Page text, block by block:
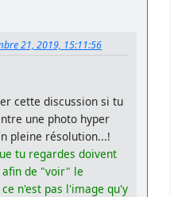
21, 2019, 15:11:56
cette discussion si tu
une photo hyper
pleine résolution...!
tu regardes doivent
de "voir" le
n'est pas l'image qu'y